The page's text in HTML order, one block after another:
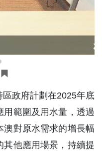
政府計劃在2025年底
範圍及用水量，透過
澳對原水需求的增長幅
他應用場景，持續提